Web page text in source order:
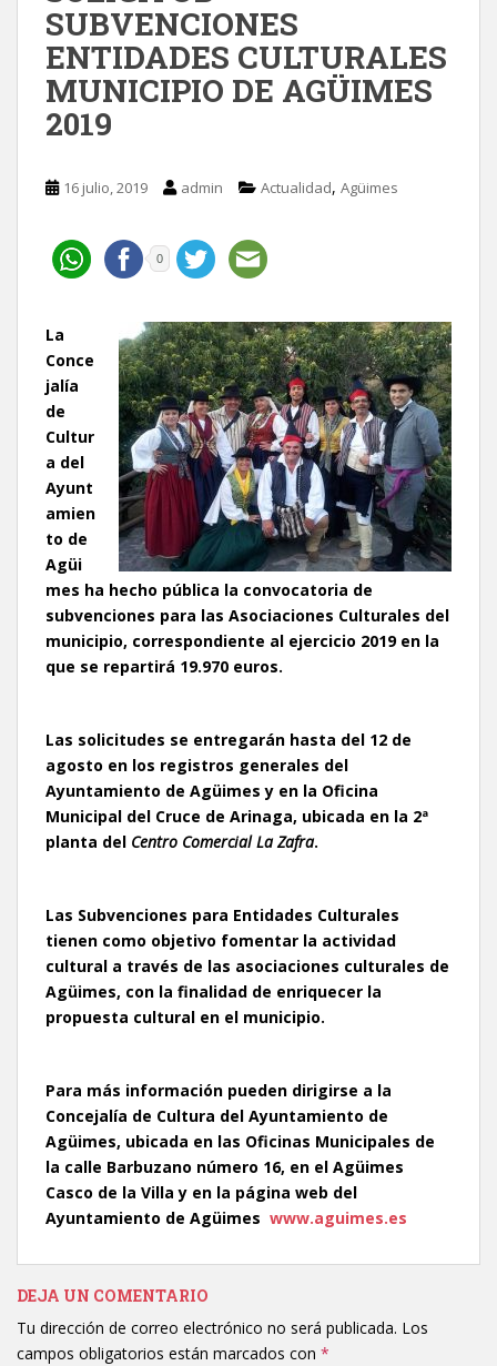
SUBVENCIONES
ENTIDADES CULTURALES
MUNICIPIO DE AGÜIMES
2019
16 julio, 2019 admin Actualidad, Agüimes
0
La
Conce
jalía
de
Cultur
a del
Ayunt
amien
to de
Agüi
mes ha hecho pública la convocatoria de
subvenciones para las Asociaciones Culturales del
municipio, correspondiente al ejercicio 2019 en la
que se repartirá 19.970 euros.
Las solicitudes se entregarán hasta del 12 de
agosto en los registros generales del
Ayuntamiento de Agüimes y en la Oficina
Municipal del Cruce de Arinaga, ubicada en la 2ª
planta del Centro Comercial La Zafra.
Las Subvenciones para Entidades Culturales
tienen como objetivo fomentar la actividad
cultural a través de las asociaciones culturales de
Agüimes, con la finalidad de enriquecer la
propuesta cultural en el municipio.
Para más información pueden dirigirse a la
Concejalía de Cultura del Ayuntamiento de
Agüimes, ubicada en las Oficinas Municipales de
la calle Barbuzano número 16, en el Agüimes
Casco de la Villa y en la página web del
Ayuntamiento de Agüimes www.aguimes.es
DEJA UN COMENTARIO
Tu dirección de correo electrónico no será publicada. Los
campos obligatorios están marcados con *